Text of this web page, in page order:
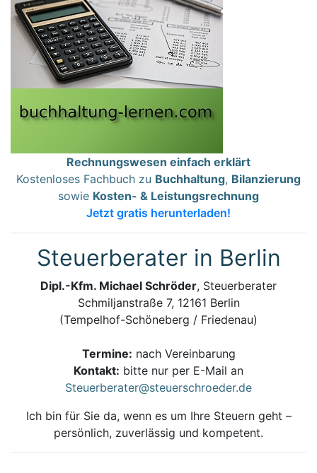
Rechnungswesen einfach erklärt
Kostenloses Fachbuch zu Buchhaltung, Bilanzierung
sowie Kosten- & Leistungsrechnung
Jetzt gratis herunterladen!
Steuerberater in Berlin
Dipl.-Kfm. Michael Schröder, Steuerberater
Schmiljanstraße 7, 12161 Berlin
(Tempelhof-Schöneberg / Friedenau)
Termine: nach Vereinbarung
Kontakt: bitte nur per E-Mail an
Steuerberater@steuerschroeder.de
Ich bin für Sie da, wenn es um Ihre Steuern geht –
persönlich, zuverlässig und kompetent.